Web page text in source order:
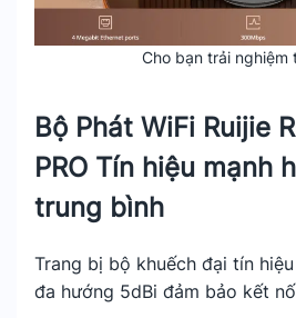
Cho bạn trải nghiệm
Bộ Phát WiFi Ruijie
PRO Tín hiệu mạnh
trung bình
Trang bị bộ khuếch đại tín
đa hướng 5dBi đảm bảo kết